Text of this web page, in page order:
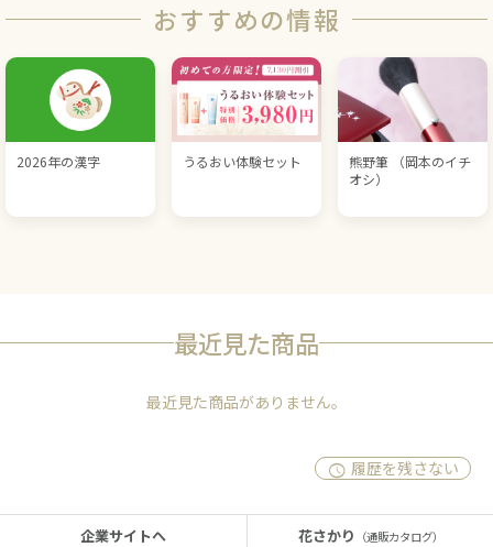
おすすめの情報
2026年の漢字 うるおい体験セット
熊野筆 （岡本のイチ
オシ）
最近見た商品
最近見た商品がありません。
履歴を残さない
企業サイトへ 花さかり （通販カタログ）